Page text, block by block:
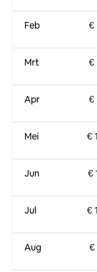
Feb
Mrt
Apr
Mei
Jun
Jul
Aug
€
€
€
€
€
€
€